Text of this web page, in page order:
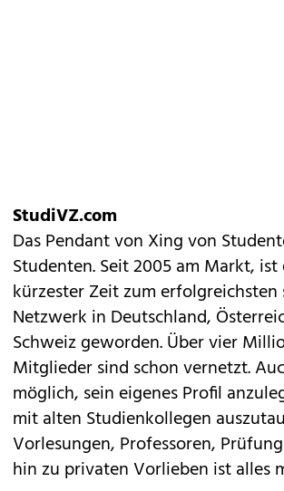
StudiVZ.com
Das Pendant von Xing von
Studenten. Seit 2005 am Markt, ist
kürzester Zeit zum erfolgreichsten
Netzwerk in Deutschland,
Schweiz geworden. Über vier
Mitglieder sind schon vernetzt.
möglich, sein eigenes Profil
mit alten Studienkollegen
Vorlesungen, Professoren,
hin zu privaten Vorlieben ist alles